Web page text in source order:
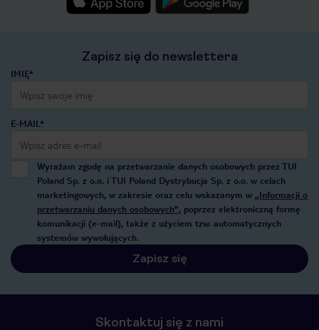
Zapisz się do newslettera
IMIĘ*
E-MAIL*
Wyrażam zgodę na przetwarzanie danych osobowych przez TUI
Poland Sp. z o.o. i TUI Poland Dystrybucja Sp. z o.o. w celach
marketingowych, w zakresie oraz celu wskazanym w „Informacji o
przetwarzaniu danych osobowych”, poprzez elektroniczną formę
komunikacji (e-mail), także z użyciem tzw. automatycznych
systemów wywołujących.
Zapisz się
Skontaktuj się z nami